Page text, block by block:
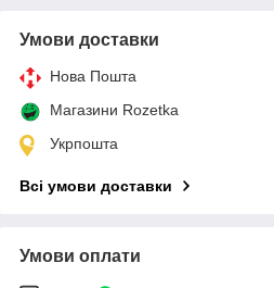
Умови доставки
Нова Пошта
Магазини Rozetka
Укрпошта
Всі умови доставки
Умови оплати